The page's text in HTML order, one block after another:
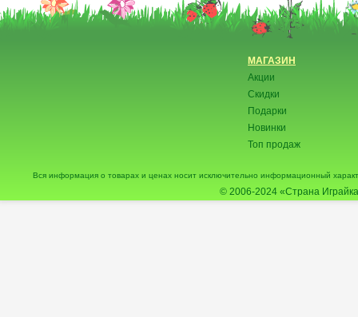
МАГАЗИН
Акции
Скидки
Подарки
Новинки
Топ продаж
Вся информация о товарах и ценах носит исключительно информационный
© 2006-2024 «Страна